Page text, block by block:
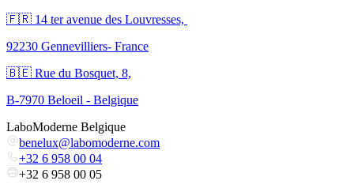
🇫🇷 ​14 ter avenue des Louvresses,
92230 Gennevilliers- France
🇧🇪 Rue du Bosquet, 8,
B-7970 Beloeil - Belgique
LaboModerne Belgique
benelux@labomoderne.com
+32 6 958 00 04
+32 6 958 00 05